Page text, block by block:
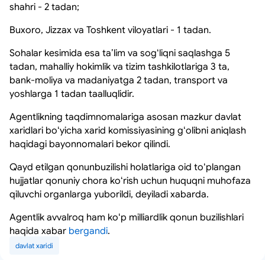
shahri - 2 tadan;
Buxoro, Jizzax va Toshkent viloyatlari - 1 tadan.
Sohalar kesimida esa taʼlim va sogʻliqni saqlashga 5
tadan, mahalliy hokimlik va tizim tashkilotlariga 3 ta,
bank-moliya va madaniyatga 2 tadan, transport va
yoshlarga 1 tadan taalluqlidir.
Agentlikning taqdimnomalariga asosan mazkur davlat
xaridlari boʻyicha xarid komissiyasining gʻolibni aniqlash
haqidagi bayonnomalari bekor qilindi.
Qayd etilgan qonunbuzilishi holatlariga oid toʻplangan
hujjatlar qonuniy chora koʻrish uchun huquqni muhofaza
qiluvchi organlarga yuborildi, deyiladi xabarda.
Agentlik avvalroq ham koʻp milliardlik qonun buzilishlari
haqida xabar bergandi.
davlat xaridi